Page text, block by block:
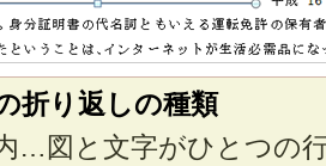
折り返しの種類
…図と文字がひとつの